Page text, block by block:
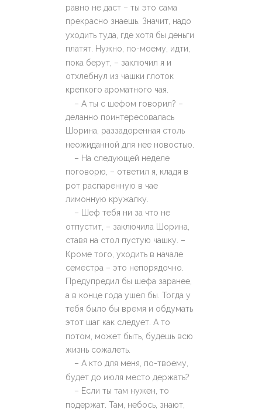
равно не даст – ты это сама
прекрасно знаешь. Значит, надо
уходить туда, где хотя бы деньги
платят. Нужно, по-моему, идти,
пока берут, – заключил я и
отхлебнул из чашки глоток
крепкого ароматного чая.
– А ты с шефом говорил? –
деланно поинтересовалась
Шорина, раззадоренная столь
неожиданной для нее новостью.
– На следующей неделе
поговорю, – ответил я, кладя в
рот распаренную в чае
лимонную кружалку.
– Шеф тебя ни за что не
отпустит, – заключила Шорина,
ставя на стол пустую чашку. –
Кроме того, уходить в начале
семестра – это непорядочно.
Предупредил бы шефа заранее,
а в конце года ушел бы. Тогда у
тебя было бы время и обдумать
этот шаг как следует. А то
потом, может быть, будешь всю
жизнь сожалеть.
– А кто для меня, по-твоему,
будет до июля место держать?
– Если ты там нужен, то
подержат. Там, небось, знают,